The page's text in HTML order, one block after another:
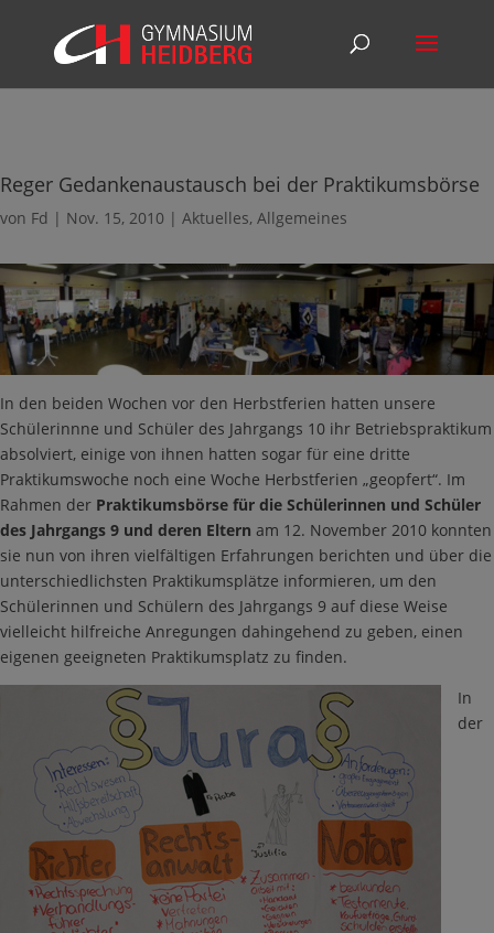
Reger Gedankenaustausch bei der Praktikumsbörse
von Fd | Nov. 15, 2010 | Aktuelles, Allgemeines
In den beiden Wochen vor den Herbstferien hatten unsere
Schülerinnne und Schüler des Jahrgangs 10 ihr Betriebspraktikum
absolviert, einige von ihnen hatten sogar für eine dritte
Praktikumswoche noch eine Woche Herbstferien „geopfert“. Im
Rahmen der Praktikumsbörse für die Schülerinnen und Schüler
des Jahrgangs 9 und deren Eltern am 12. November 2010 konnten
sie nun von ihren vielfältigen Erfahrungen berichten und über die
unterschiedlichsten Praktikumsplätze informieren, um den
Schülerinnen und Schülern des Jahrgangs 9 auf diese Weise
vielleicht hilfreiche Anregungen dahingehend zu geben, einen
eigenen geeigneten Praktikumsplatz zu finden.
In
der